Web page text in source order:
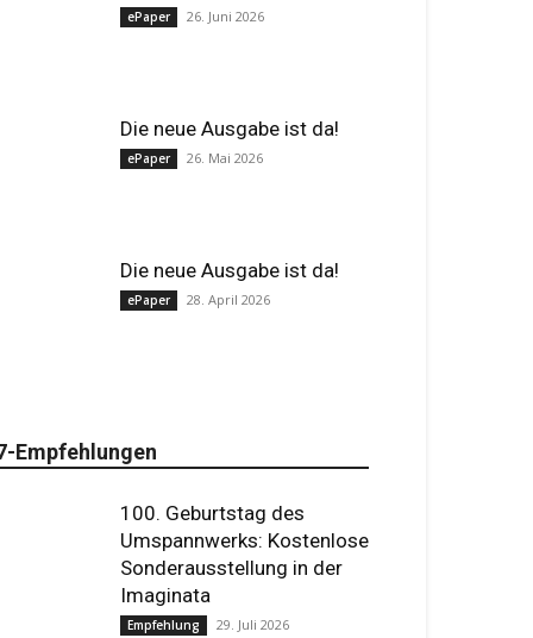
ePaper 26. Juni 2026
Die neue Ausgabe ist da!
ePaper 26. Mai 2026
Die neue Ausgabe ist da!
ePaper 28. April 2026
Empfehlungen
100. Geburtstag des
Umspannwerks: Kostenlose
Sonderausstellung in der
Imaginata
Empfehlung 29. Juli 2026